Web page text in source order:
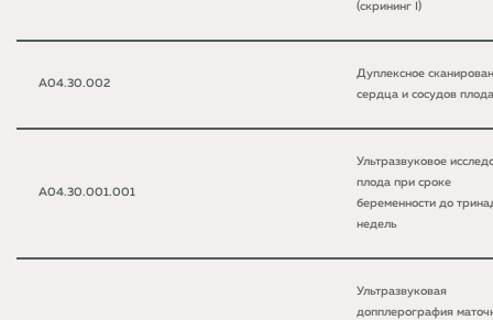
(скрининг I)
A04.30.002
Дуплексное
сердца и сосудов плода
A04.30.001.001
Ультразвуковое
плода при сроке
беременности до
недель
Ультразвуковая
допплерография